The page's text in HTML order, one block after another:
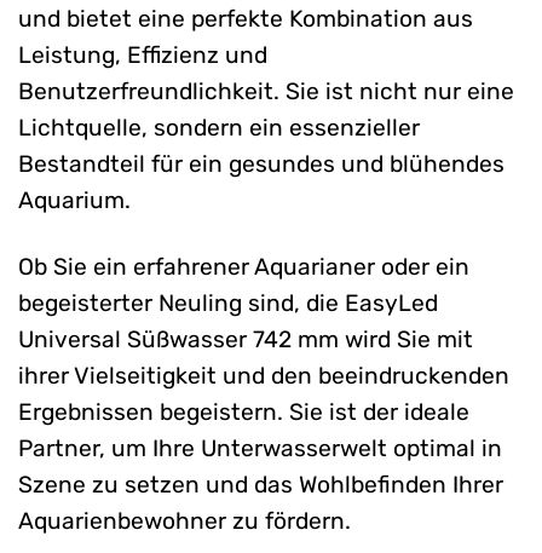
und bietet eine perfekte Kombination aus
Leistung, Effizienz und
Benutzerfreundlichkeit. Sie ist nicht nur eine
Lichtquelle, sondern ein essenzieller
Bestandteil für ein gesundes und blühendes
Aquarium.
Ob Sie ein erfahrener Aquarianer oder ein
begeisterter Neuling sind, die EasyLed
Universal Süßwasser 742 mm wird Sie mit
ihrer Vielseitigkeit und den beeindruckenden
Ergebnissen begeistern. Sie ist der ideale
Partner, um Ihre Unterwasserwelt optimal in
Szene zu setzen und das Wohlbefinden Ihrer
Aquarienbewohner zu fördern.